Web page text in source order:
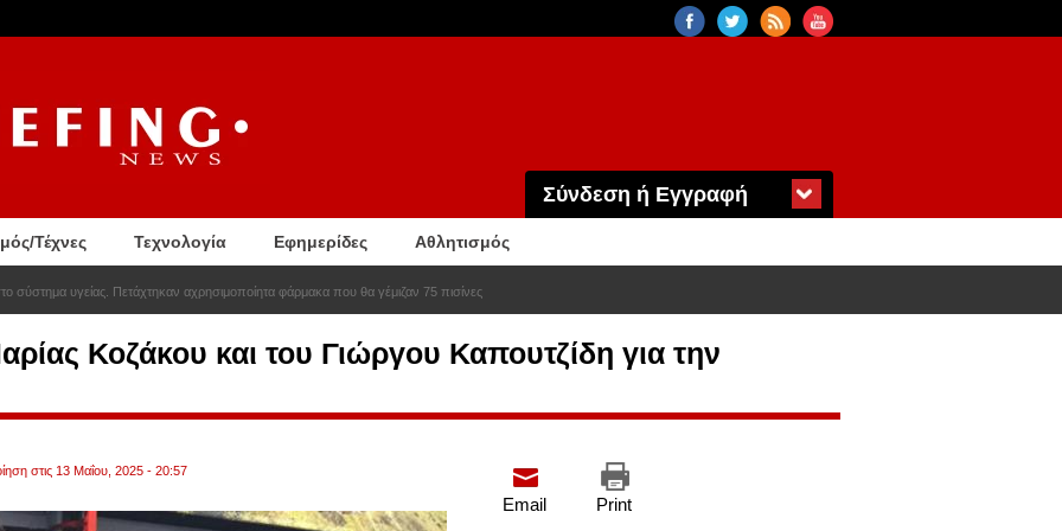
Σύνδεση ή Εγγραφή
Τέχνες Τεχνολογία Εφημερίδες Αθλητισμός
σύστημα υγείας. Πετάχτηκαν αχρησιμοποίητα φάρμακα που θα γέμιζαν 75 πισίνες
Κοζάκου και του Γιώργου Καπουτζίδη για την
στις 13 Μαΐου, 2025 - 20:57
Print
Email